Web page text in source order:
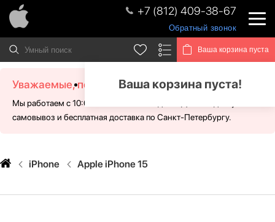
+7 (812) 409-38-67
Обратный звонок
Ваша корзина пуста
Ваша корзина пуста!
Уважаемые, посетители!
Мы работаем с 10:00 - 21:00 без выходных. Для Вас доступен
самовывоз и бесплатная доставка по Санкт-Петербургу.
iPhone Apple iPhone 15